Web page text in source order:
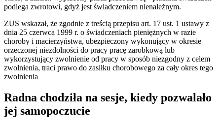
podlega zwrotowi, gdyż jest świadczeniem nienależnym.
ZUS wskazał, że zgodnie z treścią przepisu art. 17 ust. 1 ustawy z
dnia 25 czerwca 1999 r. o świadczeniach pieniężnych w razie
choroby i macierzyństwa, ubezpieczony wykonujący w okresie
orzeczonej niezdolności do pracy pracę zarobkową lub
wykorzystujący zwolnienie od pracy w sposób niezgodny z celem
zwolnienia, traci prawo do zasiłku chorobowego za cały okres tego
zwolnienia
Radna chodziła na sesje, kiedy pozwalało
jej samopoczucie